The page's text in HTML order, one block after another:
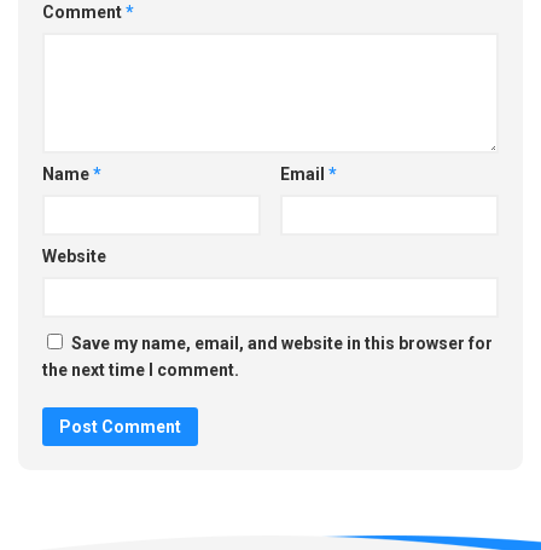
Comment*
Name* Email *
Website
Save my name, email, and website in this browser for
the next time I comment.